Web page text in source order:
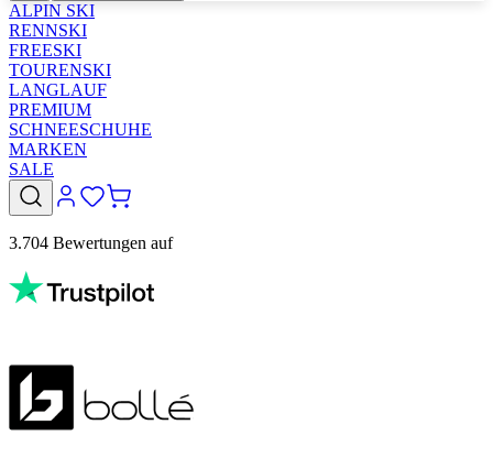
ALPIN SKI
RENNSKI
FREESKI
TOURENSKI
LANGLAUF
PREMIUM
SCHNEESCHUHE
MARKEN
SALE
3.704 Bewertungen auf